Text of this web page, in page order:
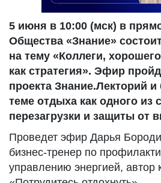
5 июня в 10:00 (мск) в
Общества «Знание»
на тему «Коллеги,
как стратегия». Эфир
проекта Знание.Лекторий
теме отдыха как одного из
перезагрузки и защиты от
Проведет эфир Дарья
бизнес-тренер по
управлению энергией, автор